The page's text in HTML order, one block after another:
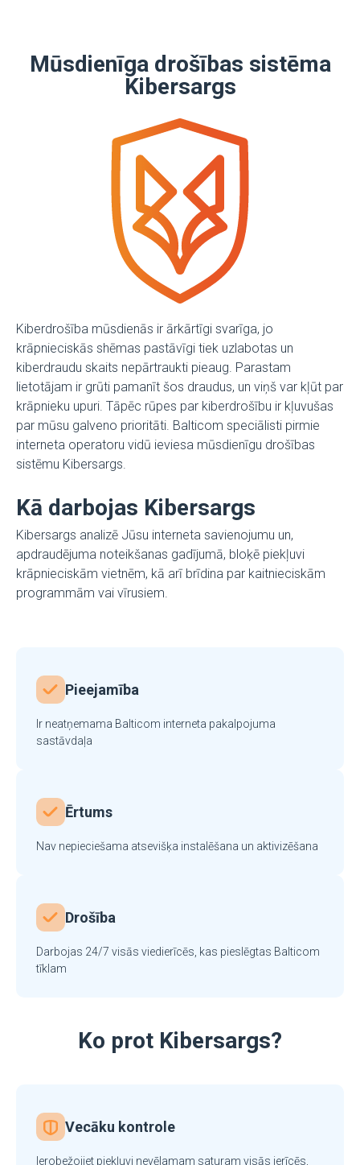
Mūsdienīga drošības sistēma
Kibersargs
Kiberdrošība mūsdienās ir ārkārtīgi svarīga, jo
krāpnieciskās shēmas pastāvīgi tiek uzlabotas un
kiberdraudu skaits nepārtraukti pieaug. Parastam
lietotājam ir grūti pamanīt šos draudus, un viņš var kļūt par
krāpnieku upuri. Tāpēc rūpes par kiberdrošību ir kļuvušas
par mūsu galveno prioritāti. Balticom speciālisti pirmie
interneta operatoru vidū ieviesa mūsdienīgu drošības
sistēmu Kibersargs.
Kā darbojas Kibersargs
Kibersargs analizē Jūsu interneta savienojumu un,
apdraudējuma noteikšanas gadījumā, bloķē piekļuvi
krāpnieciskām vietnēm, kā arī brīdina par kaitnieciskām
programmām vai vīrusiem.
Pieejamība
Ir neatņemama Balticom interneta pakalpojuma
sastāvdaļa
Ērtums
Nav nepieciešama atsevišķa instalēšana un aktivizēšana
Drošība
Darbojas 24/7 visās viedierīcēs, kas pieslēgtas Balticom
tīklam
Ko prot Kibersargs?
Vecāku kontrole
Ierobežojiet piekļuvi nevēlamam saturam visās ierīcēs,